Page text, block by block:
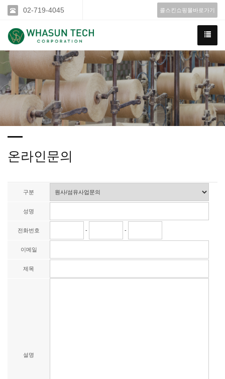
02-719-4045 콜스킨쇼핑몰바로가기
온라인문의
구분
성명
전화번호 - -
이메일
제목
설명